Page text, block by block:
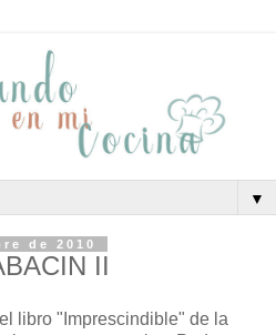
▼
de 2010
II
libro "Imprescindible" de la